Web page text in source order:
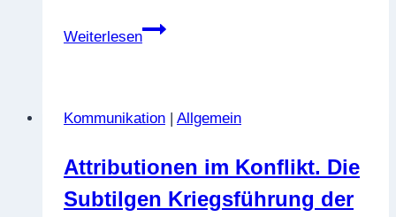
Weiterlesen
Supervision
eine
freie
Wahl?
Kommunikation | Allgemein
Attributionen im Konflikt. Die
Subtilgen Kriegsführung der